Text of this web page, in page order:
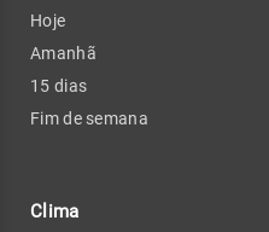
Hoje
Amanhã
15 dias
Fim de semana
Clima